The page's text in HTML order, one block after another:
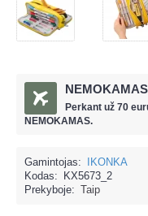
Perkant už 70 eur
NEMOKAMAS.
Gamintojas:
IKONKA
Kodas:
KX5673_2
Prekyboje: Taip